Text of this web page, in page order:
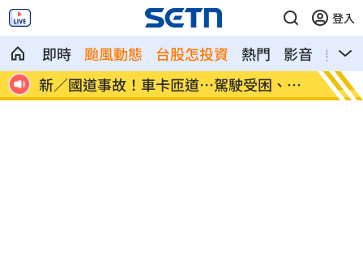
登入
即時 颱風動態 台股怎投資 熱門 影音
熱搜
昏
7縣市大雨特報開轟 白海豚減慢、雨炸3
天
國道
醫